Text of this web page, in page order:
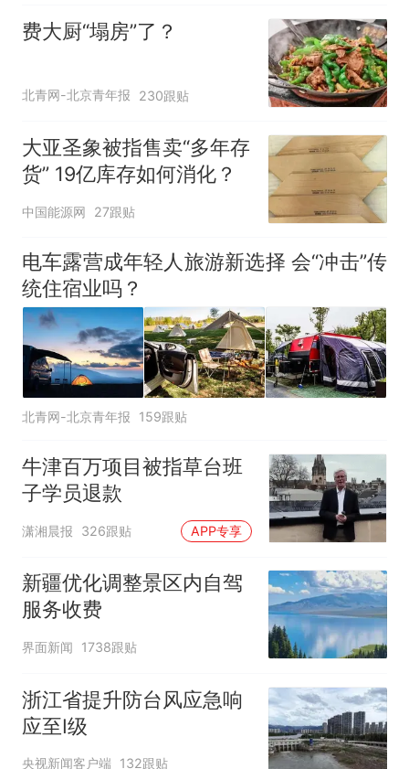
费大厨“塌房”了？
北青网-北京青年报 230跟贴
大亚圣象被指售卖“多年存
货” 19亿库存如何消化？
中国能源网 27跟贴
电车露营成年轻人旅游新选择 会“冲击”传
统住宿业吗？
北青网-北京青年报 159跟贴
牛津百万项目被指草台班
子学员退款
潇湘晨报 326跟贴 APP专享
新疆优化调整景区内自驾
服务收费
界面新闻 1738跟贴
浙江省提升防台风应急响
应至Ⅰ级
央视新闻客户端 132跟贴